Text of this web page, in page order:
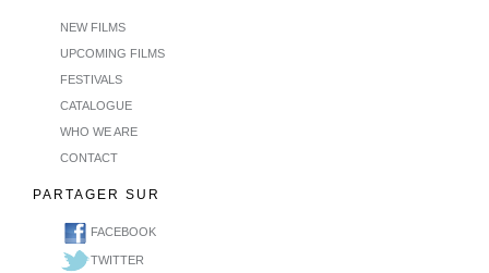
NEW FILMS
UPCOMING FILMS
FESTIVALS
CATALOGUE
WHO WE ARE
CONTACT
PARTAGER SUR
FACEBOOK
TWITTER